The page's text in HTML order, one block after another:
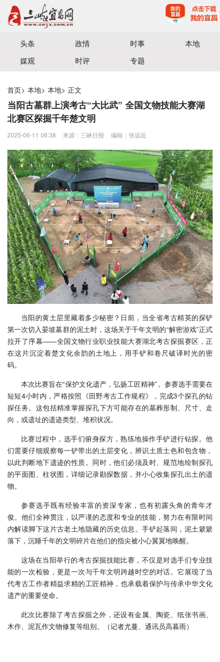
宜昌三峡融媒体中心主办
头条 政情 时事
本地
媒观
时评 专题
首页> 本地> 本地> 正文
当阳古墓群上演考古“大比武” 全国文物技能大赛湖
北赛区探掘千年楚文明
2025-06-11 06:38 来源：三峡日报 编辑：张远近
当阳的黄土层里藏着多少秘密？日前，当全省考古精英的探铲
第一次切入晏坡墓群的泥土时，这场关于千年文明的“解密游戏”正式
拉开了序幕——全国文物行业职业技能大赛湖北考古探掘赛区，正
在这片沉淀着楚文化余韵的土地上，用手铲和卷尺破译时光的密
码。
本次比赛旨在“保护文化遗产，弘扬工匠精神”。参赛选手需要在
短短4小时内，严格按照《田野考古工作规程》，完成3个探孔的钻
探任务。这包括精准掌握探孔下方可能存在的墓葬形制、尺寸、走
向，或遗址的遗迹类型、堆积状况。
比赛过程中，选手们俯身探方，熟练地操作手铲进行钻探。他
们需要仔细观察每一铲带出的土层变化，辨识土质土色和包含物，
以此判断地下遗迹的性质。同时，他们必须及时、规范地绘制探孔
的平面图、柱状图，详细记录勘探数据，并小心收集探孔出土的遗
物。
参赛选手既有经验丰富的资深专家，也有初露头角的青年才
俊。他们全神贯注，以严谨的态度和专业的技能，努力在有限时间
内解读脚下这片古老土地隐藏的历史信息。手铲起落间，泥土簌簌
落下，沉睡千年的文明碎片在他们的指尖被小心翼翼地唤醒。
这场在当阳举行的考古探掘技能比赛，不仅是对选手们专业技
能的一次检验，更是一次与千年文明跨越时空的对话。它展现了当
代考古工作者精益求精的工匠精神，也承载着保护与传承中华文化
遗产的重要使命。
此次比赛除了考古探掘之外，还设有金属、陶瓷、纸张书画、
木作、泥瓦作文物修复等组别。
（记者尤蔓、通讯员高暮雨）